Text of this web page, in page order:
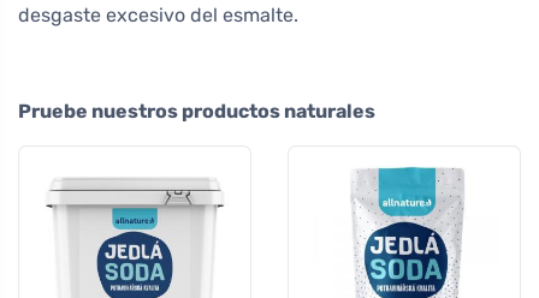
desgaste excesivo del esmalte.
Pruebe nuestros productos naturales